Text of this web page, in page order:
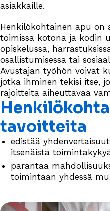
asiakkaille.
Henkilökohtainen apu on
toimissa kotona ja kodin
opiskelussa,
osallistumisessa tai
Avustajan työhön voivat
jotka ihminen tekisi itse,
rajoitteita aiheuttavaa
tavoitteita
edistää
itsenäistä
parantaa
toimintaan yhdessä